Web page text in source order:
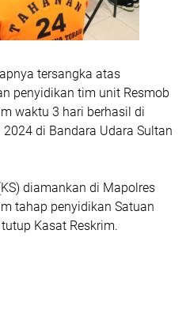
tersangka atas
penyidikan tim unit Resmob
waktu 3 hari berhasil di
di Bandara Udara Sultan
diamankan di Mapolres
tahap penyidikan Satuan
Kasat Reskrim.